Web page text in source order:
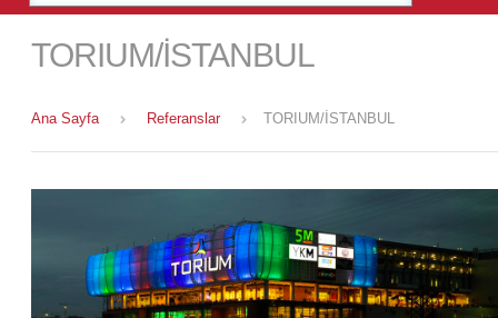
TORIUM/İSTANBUL
Ana Sayfa Referanslar TORIUM/İSTANBUL